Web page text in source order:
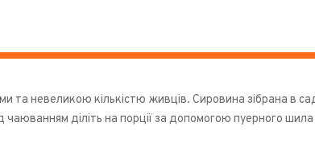
та невеликою кількістю живців. Сировина зібрана в
діліть на порції за допомогою пуерного